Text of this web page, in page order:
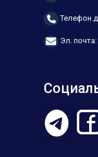
Телефон
Эл.